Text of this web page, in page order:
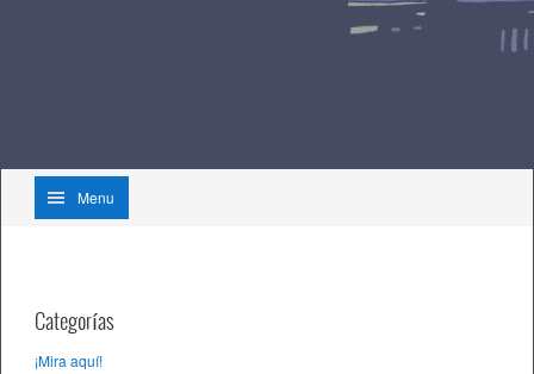
Menu
Categorías
¡Mira aquí!